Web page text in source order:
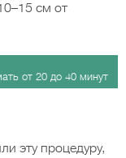
см от
от 20 до 40 минут
эту процедуру,